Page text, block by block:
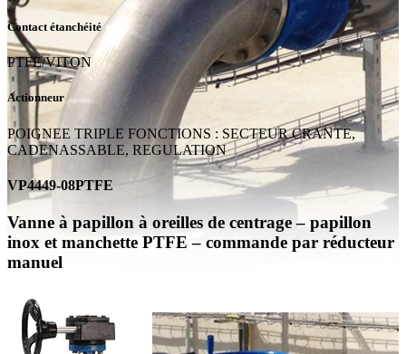
Contact étanchéité
PTFE/VITON
Actionneur
POIGNEE TRIPLE FONCTIONS : SECTEUR CRANTE,
CADENASSABLE, REGULATION
VP4449-08PTFE
Vanne à papillon à oreilles de centrage – papillon
inox et manchette PTFE – commande par réducteur
manuel